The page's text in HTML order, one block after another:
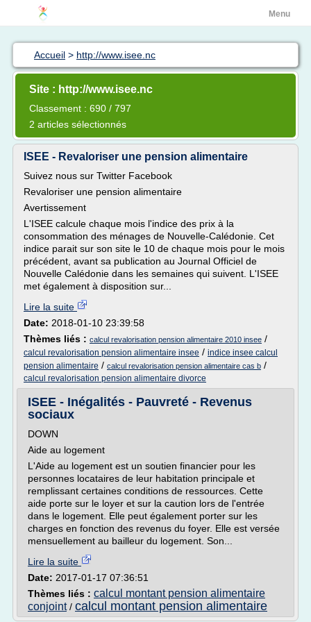
Menu
Accueil > http://www.isee.nc
Site : http://www.isee.nc
Classement : 690 / 797
2 articles sélectionnés
ISEE - Revaloriser une pension alimentaire
Suivez nous sur Twitter Facebook
Revaloriser une pension alimentaire
Avertissement
L'ISEE calcule chaque mois l'indice des prix à la
consommation des ménages de Nouvelle-Calédonie. Cet
indice parait sur son site le 10 de chaque mois pour le mois
précédent, avant sa publication au Journal Officiel de
Nouvelle Calédonie dans les semaines qui suivent. L'ISEE
met également à disposition sur...
Lire la suite
Date: 2018-01-10 23:39:58
Thèmes liés : calcul revalorisation pension alimentaire 2010 insee /
calcul revalorisation pension alimentaire insee / indice insee calcul
pension alimentaire / calcul revalorisation pension alimentaire cas b /
calcul revalorisation pension alimentaire divorce
ISEE - Inégalités - Pauvreté - Revenus
sociaux
DOWN
Aide au logement
L'Aide au logement est un soutien financier pour les
personnes locataires de leur habitation principale et
remplissant certaines conditions de ressources. Cette
aide porte sur le loyer et sur la caution lors de l'entrée
dans le logement. Elle peut également porter sur les
charges en fonction des revenus du foyer. Elle est versée
mensuellement au bailleur du logement. Son...
Lire la suite
Date: 2017-01-17 07:36:51
Thèmes liés : calcul montant pension alimentaire
conjoint/ calcul montant pension alimentaire